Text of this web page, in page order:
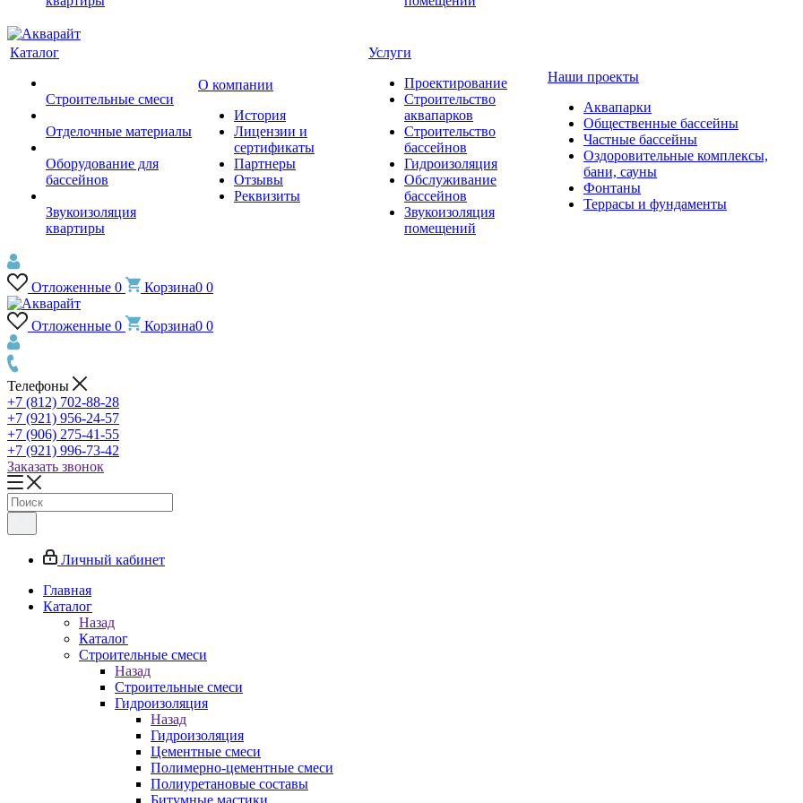
Каталог
Строительные смеси
Отделочные материалы
Оборудование для
бассейнов
Звукоизоляция
квартиры
О компании
История
Лицензии и
сертификаты
Партнеры
Отзывы
Реквизиты
Услуги
Проектирование
Строительство
аквапарков
Строительство
бассейнов
Гидроизоляция
Обслуживание
бассейнов
Звукоизоляция
помещений
Наши проекты
Аквапарки
Общественные бассейны
Частные бассейны
Оздоровительные комплексы,
бани, сауны
Фонтаны
Террасы и фундаменты
Отложенные 0 Корзина0 0
Отложенные 0 Корзина0 0
Телефоны
+7 (812) 702-88-28
+7 (921) 956-24-57
+7 (906) 275-41-55
+7 (921) 996-73-42
Заказать звонок
Личный кабинет
Главная
Каталог
Назад
Каталог
Строительные смеси
Назад
Строительные смеси
Гидроизоляция
Назад
Гидроизоляция
Цементные смеси
Полимерно-цементные смеси
Полиуретановые составы
Битумные мастики